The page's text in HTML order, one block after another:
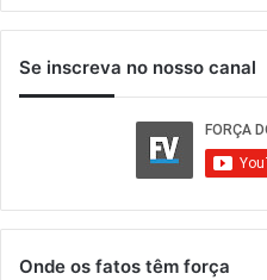
Se inscreva no nosso canal
Onde os fatos têm força